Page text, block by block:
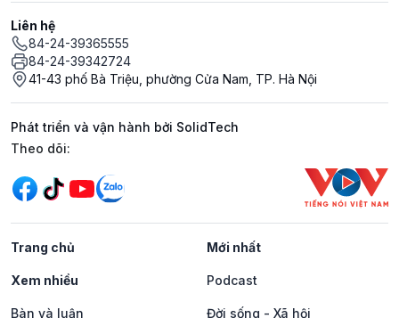
Liên hệ
84-24-39365555
84-24-39342724
41-43 phố Bà Triệu, phường Cửa Nam, TP. Hà Nội
Phát triển và vận hành bởi SolidTech
Mạng xã hội
Theo dõi:
Trang chủ Mới nhất
Xem nhiều Podcast
Bàn và luận Đời sống - Xã hội